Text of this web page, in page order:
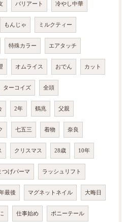
バリアート 冷やし中華
もんじゃ ミルクティー
特殊カラー エアタッチ
オムライス おでん カット
ターコイズ 全頭
2年 鶴兆 父親
七五三 着物 奈良
クリスマス 28歳 10年
つげパーマ ラッシュリフト
最後 マグネットネイル 大晦日
仕事始め ポニーテール